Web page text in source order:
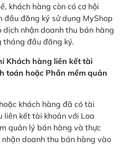
khách hàng còn có cơ hội
đầu đăng ký sử dụng MyShop
nhận doanh thu bán hàng
tháng đầu đăng ký.
Khách hàng liên kết tài
toán hoặc Phần mềm quản
khách hàng đã có tài
liên kết tài khoản với Loa
quản lý bán hàng và thực
doanh thu bán hàng vào